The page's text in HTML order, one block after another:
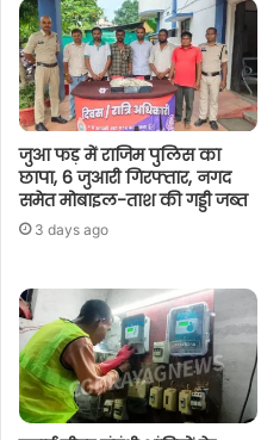
जुआ फड़ में राजिम पुलिस का
छापा, 6 जुआरी गिरफ्तार, नगद
समेत मोबाइल-ताश की गड्डी जब्त
3 days ago